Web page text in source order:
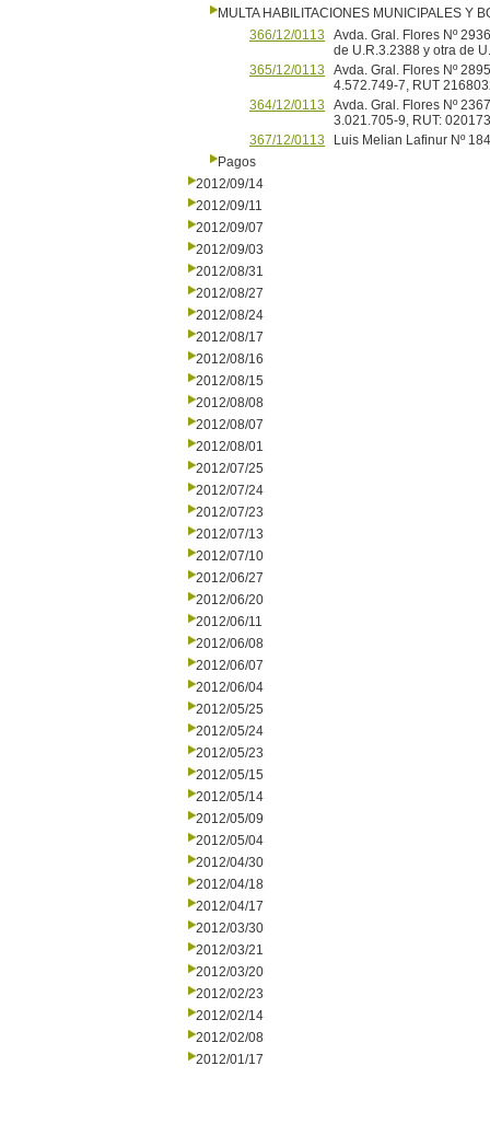
MULTA HABILITACIONES MUNICIPALES Y
366/12/0113
Avda. Gral. Flores Nº
de U.R.3.2388 y otra de
365/12/0113
Avda. Gral. Flores Nº
4.572.749-7, RUT
364/12/0113
Avda. Gral. Flores Nº
3.021.705-9, RUT:
367/12/0113
Luis Melian Lafinur Nº
Pagos
2012/09/14
2012/09/11
2012/09/07
2012/09/03
2012/08/31
2012/08/27
2012/08/24
2012/08/17
2012/08/16
2012/08/15
2012/08/08
2012/08/07
2012/08/01
2012/07/25
2012/07/24
2012/07/23
2012/07/13
2012/07/10
2012/06/27
2012/06/20
2012/06/11
2012/06/08
2012/06/07
2012/06/04
2012/05/25
2012/05/24
2012/05/23
2012/05/15
2012/05/14
2012/05/09
2012/05/04
2012/04/30
2012/04/18
2012/04/17
2012/03/30
2012/03/21
2012/03/20
2012/02/23
2012/02/14
2012/02/08
2012/01/17